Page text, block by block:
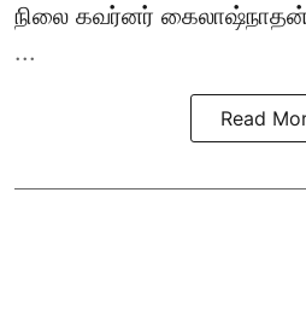
நிலை கவர்னர்
...
Read